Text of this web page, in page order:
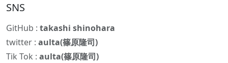
SNS
GitHub : takashi shinohara
twitter : aulta(篠原隆司)
Tik Tok : aulta(篠原隆司)